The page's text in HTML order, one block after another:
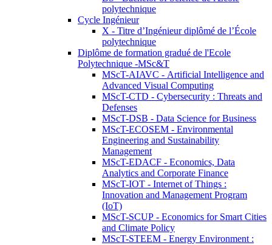
polytechnique
Cycle Ingénieur
X - Titre d’Ingénieur diplômé de l’École
polytechnique
Diplôme de formation gradué de l'Ecole
Polytechnique -MSc&T
MScT-AIAVC - Artificial Intelligence and
Advanced Visual Computing
MScT-CTD - Cybersecurity : Threats and
Defenses
MScT-DSB - Data Science for Business
MScT-ECOSEM - Environmental
Engineering and Sustainability
Management
MScT-EDACF - Economics, Data
Analytics and Corporate Finance
MScT-IOT - Internet of Things :
Innovation and Management Program
(IoT)
MScT-SCUP - Economics for Smart Cities
and Climate Policy
MScT-STEEM - Energy Environment :